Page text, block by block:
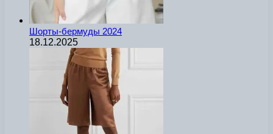
Шорты-бермуды 2024
18.12.2025